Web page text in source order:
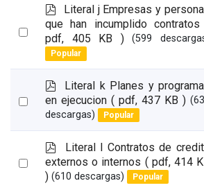
Select
item
p
d
f
Literal j Empresas y
que han incumplido contratos
pdf, 405 KB )
(599
Popular
Select
p
d
f
Literal k Planes y
en ejecucion ( pdf, 437 KB )
descargas)
Popular
Select
p
d
f
Literal l Contratos de
externos o internos ( pdf, 414
) (610 descargas) Popular